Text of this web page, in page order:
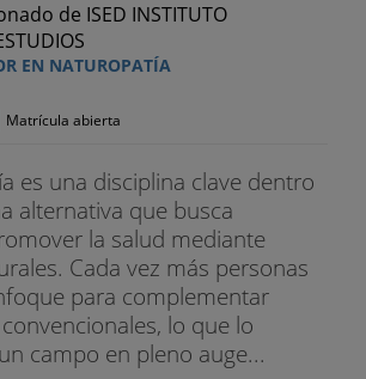
EN NATUROPATÍA
Matrícula abierta
es una disciplina clave dentro
alternativa que busca
la salud mediante
Cada vez más personas
para complementar
lo que lo
campo en pleno auge...